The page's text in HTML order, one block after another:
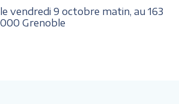
vendredi 9 octobre matin, au 163
Grenoble